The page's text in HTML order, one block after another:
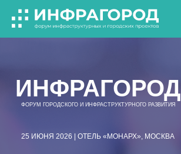
25 ИЮНЯ 2026 | ОТЕЛЬ «МОНАРХ», МОСКВА
ФОРУМ ГОРОДСКОГО И ИНФРАСТРУКТУРНОГО РАЗВИТИЯ
ИНФРАГОРОД